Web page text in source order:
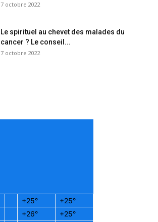
7 octobre 2022
Le spirituel au chevet des malades du
cancer ? Le conseil...
7 octobre 2022
+25° +25°
+26° +25°